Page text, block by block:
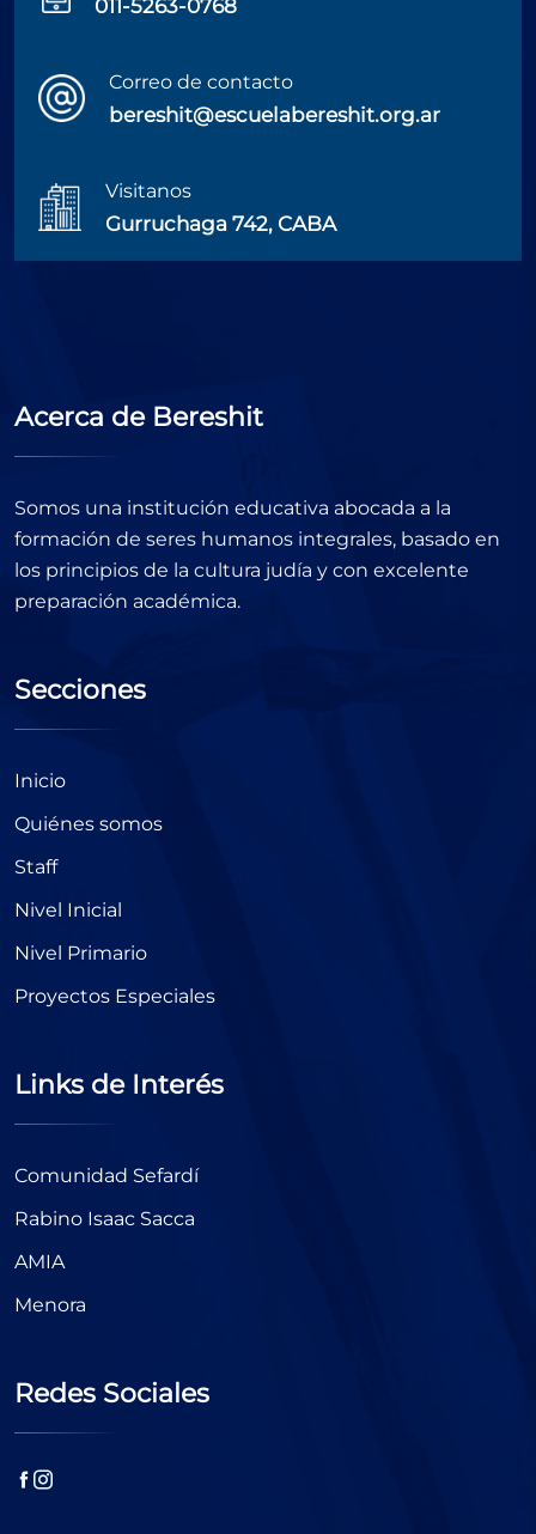
011-5263-0768
Correo de contacto
bereshit@escuelabereshit.org.ar
Visitanos
Gurruchaga 742, CABA
Acerca de Bereshit
Somos una institución educativa abocada a la
formación de seres humanos integrales, basado en
los principios de la cultura judía y con excelente
preparación académica.
Secciones
Inicio
Quiénes somos
Staff
Nivel Inicial
Nivel Primario
Proyectos Especiales
Links de Interés
Comunidad Sefardí
Rabino Isaac Sacca
AMIA
Menora
Redes Sociales